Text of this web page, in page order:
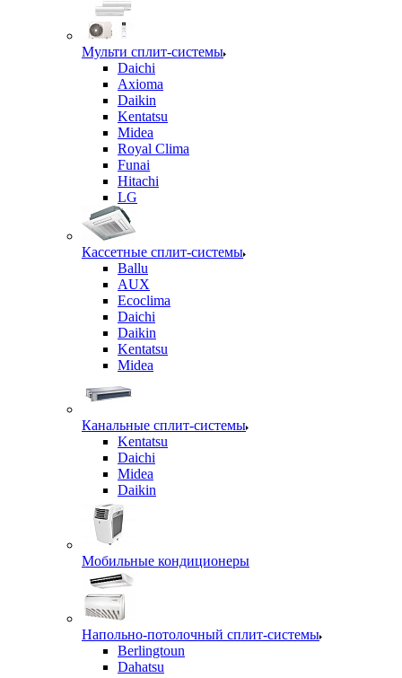
Мульти сплит-системы
Daichi
Axioma
Daikin
Kentatsu
Midea
Royal Clima
Funai
Hitachi
LG
Кассетные сплит-системы
Ballu
AUX
Ecoclima
Daichi
Daikin
Kentatsu
Midea
Канальные сплит-системы
Kentatsu
Daichi
Midea
Daikin
Мобильные кондиционеры
Напольно-потолочный сплит-системы
Berlingtoun
Dahatsu